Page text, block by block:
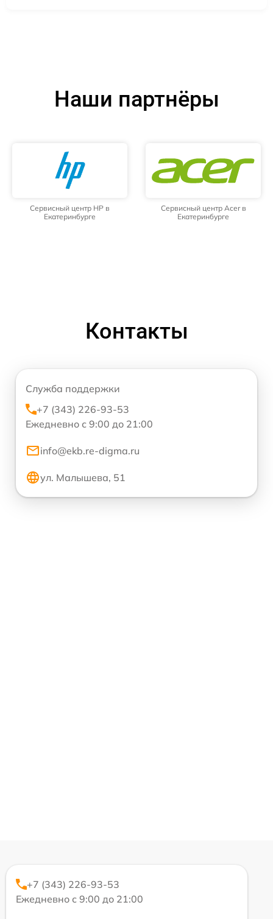
Наши партнёры
Сервисный центр HP в
Екатеринбурге
Сервисный центр Acer в
Екатеринбурге
Контакты
Служба поддержки
+7 (343) 226-93-53
Ежедневно с 9:00 до 21:00
info@ekb.re-digma.ru
ул. Малышева, 51
+7 (343) 226-93-53
Ежедневно с 9:00 до 21:00